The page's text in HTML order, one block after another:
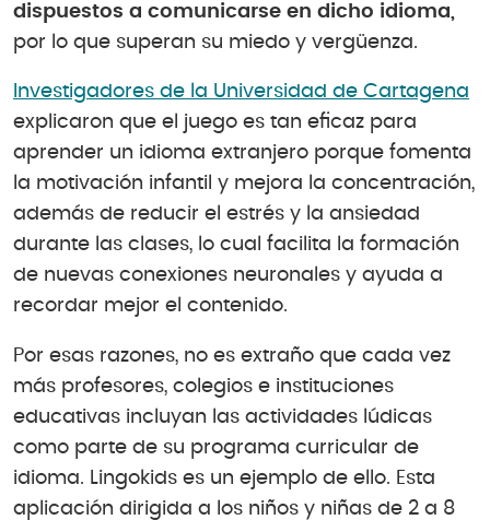
dispuestos a comunicarse en dicho idioma,
por lo que superan su miedo y vergüenza.
Investigadores de la Universidad de Cartagena
explicaron que el juego es tan eficaz para
aprender un idioma extranjero porque fomenta
la motivación infantil y mejora la concentración,
además de reducir el estrés y la ansiedad
durante las clases, lo cual facilita la formación
de nuevas conexiones neuronales y ayuda a
recordar mejor el contenido.
Por esas razones, no es extraño que cada vez
más profesores, colegios e instituciones
educativas incluyan las actividades lúdicas
como parte de su programa curricular de
idioma. Lingokids es un ejemplo de ello. Esta
aplicación dirigida a los niños y niñas de 2 a 8